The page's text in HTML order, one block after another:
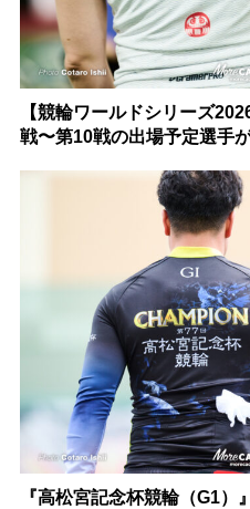
【競輪ワールドシリーズ
戦〜第10戦の出場予定選手
『高松宮記念杯競輪（G1